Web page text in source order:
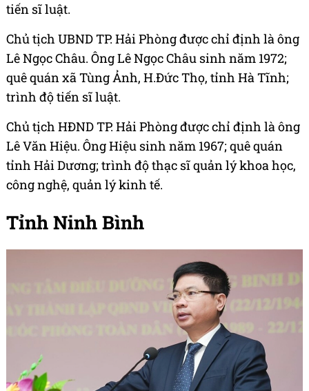
tiến sĩ luật.
Chủ tịch UBND TP. Hải Phòng được chỉ định là ông
Lê Ngọc Châu. Ông Lê Ngọc Châu sinh năm 1972;
quê quán xã Tùng Ảnh, H.Đức Thọ, tỉnh Hà Tĩnh;
trình độ tiến sĩ luật.
Chủ tịch HĐND TP. Hải Phòng được chỉ định là ông
Lê Văn Hiệu. Ông Hiệu sinh năm 1967; quê quán
tỉnh Hải Dương; trình độ thạc sĩ quản lý khoa học,
công nghệ, quản lý kinh tế.
Tỉnh Ninh Bình